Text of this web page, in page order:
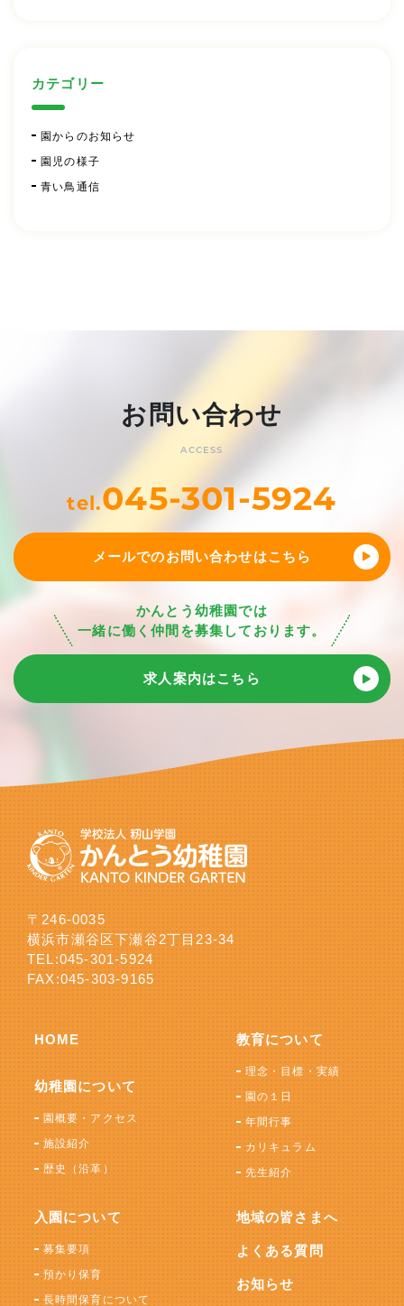
カテゴリー
園からのお知らせ
園児の様子
青い鳥通信
お問い合わせ
ACCESS
tel.045-301-5924
メールでのお問い合わせはこちら
かんとう幼稚園では
一緒に働く仲間を募集しております。
求人案内はこちら
〒246-0035
横浜市瀬谷区下瀬谷2丁目23-34
TEL:045-301-5924
FAX:045-303-9165
HOME
幼稚園について
園概要・アクセス
施設紹介
歴史（沿革）
教育について
理念・目標・実績
園の１日
年間行事
カリキュラム
先生紹介
入園について
募集要項
預かり保育
長時間保育について
地域の皆さまへ
よくある質問
お知らせ